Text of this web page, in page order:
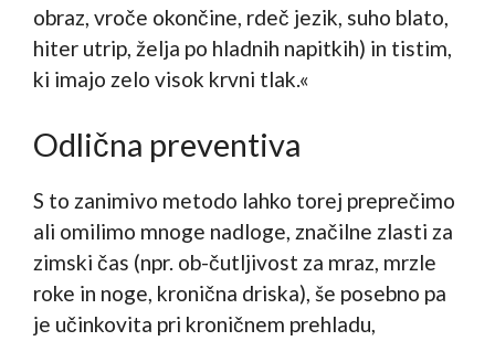
obraz, vroče okončine, rdeč jezik, suho blato,
hiter utrip, želja po hladnih napitkih) in tistim,
ki imajo zelo visok krvni tlak.«
Odlična preventiva
S to zanimivo metodo lahko torej preprečimo
ali omilimo mnoge nadloge, značilne zlasti za
zimski čas (npr. ob-čutljivost za mraz, mrzle
roke in noge, kronična driska), še posebno pa
je učinkovita pri kroničnem prehladu,